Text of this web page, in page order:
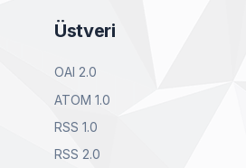
Üstveri
OAI 2.0
ATOM 1.0
RSS 1.0
RSS 2.0